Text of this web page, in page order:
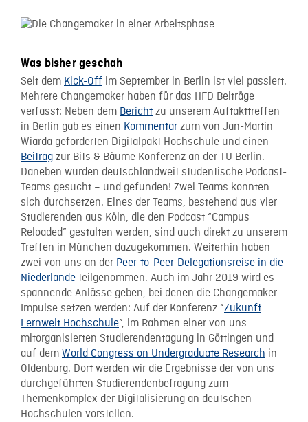
Was bisher geschah
Seit dem Kick-Off im September in Berlin ist viel passiert.
Mehrere Changemaker haben für das HFD Beiträge
verfasst: Neben dem Bericht zu unserem Auftakttreffen
in Berlin gab es einen Kommentar zum von Jan-Martin
Wiarda geforderten Digitalpakt Hochschule und einen
Beitrag zur Bits & Bäume Konferenz an der TU Berlin.
Daneben wurden deutschlandweit studentische Podcast-
Teams gesucht – und gefunden! Zwei Teams konnten
sich durchsetzen. Eines der Teams, bestehend aus vier
Studierenden aus Köln, die den Podcast “Campus
Reloaded” gestalten werden, sind auch direkt zu unserem
Treffen in München dazugekommen. Weiterhin haben
zwei von uns an der Peer-to-Peer-Delegationsreise in die
Niederlande teilgenommen. Auch im Jahr 2019 wird es
spannende Anlässe geben, bei denen die Changemaker
Impulse setzen werden: Auf der Konferenz “Zukunft
Lernwelt Hochschule”, im Rahmen einer von uns
mitorganisierten Studierendentagung in Göttingen und
auf dem World Congress on Undergraduate Research in
Oldenburg. Dort werden wir die Ergebnisse der von uns
durchgeführten Studierendenbefragung zum
Themenkomplex der Digitalisierung an deutschen
Hochschulen vorstellen.